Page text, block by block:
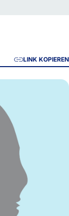
LINK KOPIEREN